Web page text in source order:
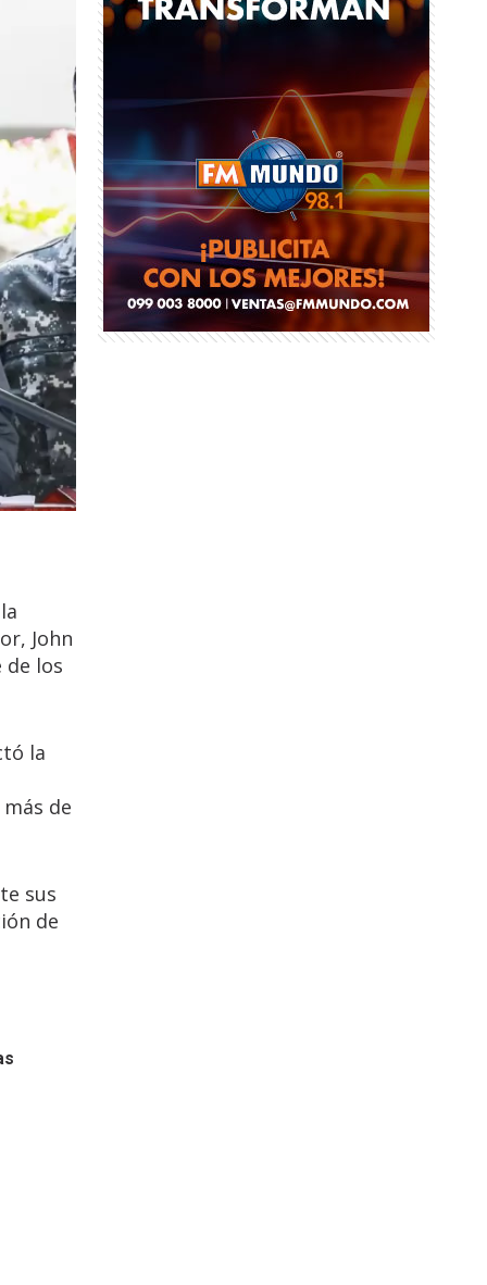
John
de los
la
de
sus
de